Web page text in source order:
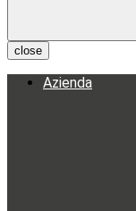
close
Azienda